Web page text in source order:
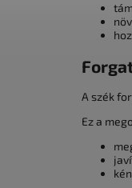
A szék
Ez a